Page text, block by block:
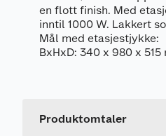
en flott finish. Med
inntil 1000 W. Lakkert
Mål med etasjestjykke:
BxHxD: 340 x 980 x 515
Produktomtaler
Leverandørens